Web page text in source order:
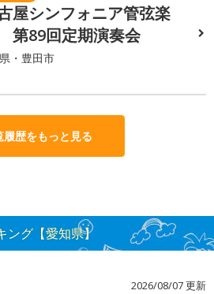
屋シンフォニア管弦楽
89回定期演奏会
・豊田市
履歴をもっと見る
ング【愛知県】
2026/08/07 更新